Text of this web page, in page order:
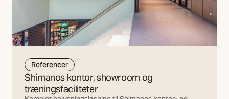
Referencer
Shimanos kontor, showroom og
træningsfaciliteter